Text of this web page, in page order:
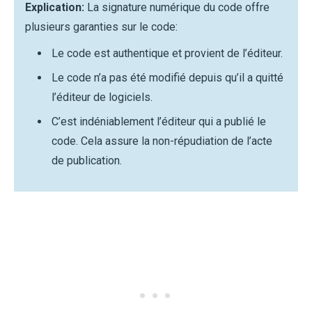
Explication: La signature numérique du code offre
plusieurs garanties sur le code:
Le code est authentique et provient de l’éditeur.
Le code n’a pas été modifié depuis qu’il a quitté
l’éditeur de logiciels.
C’est indéniablement l’éditeur qui a publié le
code. Cela assure la non-répudiation de l’acte
de publication.